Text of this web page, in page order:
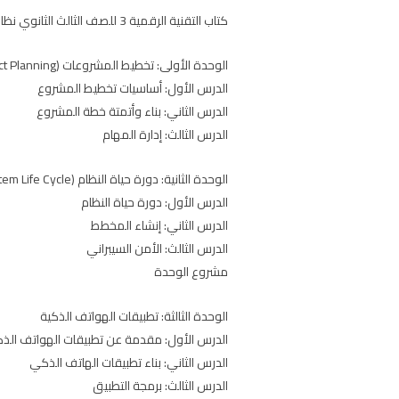
كتاب التقنية الرقمية 3 للصف الثالث الثانوي نظام المسارات الفصل الاول عرض وتحميل مادة تقنية رقمية ثالث ثانوي مسارات ف1 للعام الدراسي 1446 على موقع حقيبتي pdf
الوحدة الأولى: تخطيط المشروعات (Project Planning)
الدرس الأول: أساسيات تخطيط المشروع
الدرس الثاني: بناء وأتمتة خطة المشروع
الدرس الثالث: إدارة المهام
الوحدة الثانية: دورة حياة النظام (System Life Cycle)
‏الدرس الأول: دورة حياة النظام
‏الدرس الثاني: إنشاء المخطط
‏الدرس الثالث: الأمن السيبراني
‏مشروع الوحدة
الوحدة الثالثة: تطبيقات الهواتف الذكية
الدرس الأول: مقدمة عن تطبيقات الهواتف
الدرس الثاني: بناء تطبيقات الهاتف الذكي
الدرس الثالث: برمجة التطبيق